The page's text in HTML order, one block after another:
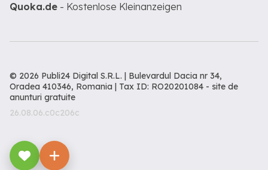
Quoka.de - Kostenlose Kleinanzeigen
© 2026 Publi24 Digital S.R.L. | Bulevardul Dacia nr 34,
Oradea 410346, Romania | Tax ID: RO20201084 - site de
anunturi gratuite
26.08.06.c0c206c